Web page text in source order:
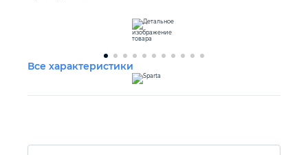
Столярный инструмент
Все характеристики